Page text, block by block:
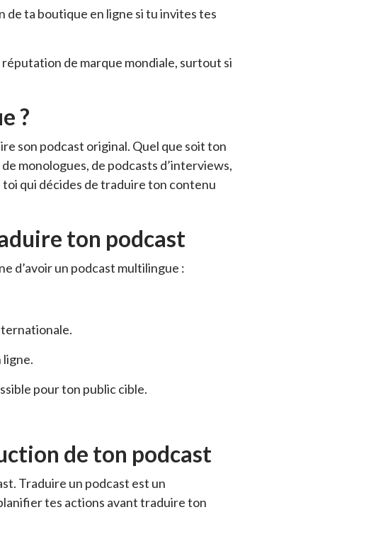
ta boutique en ligne si tu invites tes
de marque mondiale, surtout si
?
son podcast original. Quel que soit ton
monologues, de podcasts d’interviews,
toi qui décides de traduire ton contenu
ton podcast
d’avoir un podcast multilingue :
pour ton public cible.
de ton podcast
Traduire un podcast est un
tes actions avant traduire ton